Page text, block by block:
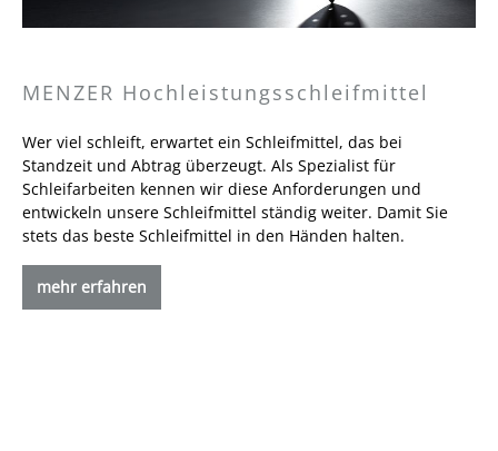
MENZER Hochleistungsschleifmittel
Wer viel schleift, erwartet ein Schleifmittel, das bei
Standzeit und Abtrag überzeugt. Als Spezialist für
Schleifarbeiten kennen wir diese Anforderungen und
entwickeln unsere Schleifmittel ständig weiter. Damit Sie
stets das beste Schleifmittel in den Händen halten.
mehr erfahren